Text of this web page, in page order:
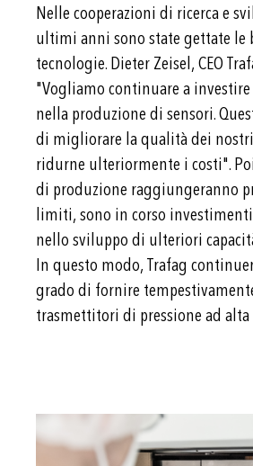
Nelle cooperazioni di ricerca e
ultimi anni sono state gettate le
tecnologie. Dieter Zeisel, CEO
"Vogliamo continuare a
nella produzione di sensori.
di migliorare la qualità dei
ridurne ulteriormente i costi".
di produzione raggiungeranno
limiti, sono in corso
nello sviluppo di ulteriori
In questo modo, Trafag
grado di fornire
trasmettitori di pressione ad alta